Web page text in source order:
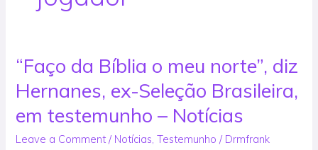
“Faço da Bíblia o meu norte”, diz
Hernanes, ex-Seleção Brasileira,
em testemunho – Notícias
Leave a Comment / Notícias,Testemunho / Drmfrank
“Faço
da
Bíblia
o
meu
norte”,